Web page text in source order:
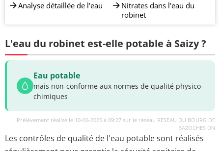
Analyse détaillée de l'eau
Nitrates dans l'eau du
robinet
L'eau du robinet est-elle potable à Saizy ?
Eau potable
mais non-conforme aux normes de qualité physico-
chimiques
Prélèvement réalisé le 10-06-2025 à 09:27 sur le réseau RESEAU DU BOURG DE
BAZOCHES DN
Les contrôles de qualité de l'eau potable sont réalisés